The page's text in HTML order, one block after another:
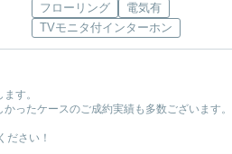
フローリング
電気有
TVモニタ付インターホン
す。
ったケースのご成約実績も多数ございます。
ださい！